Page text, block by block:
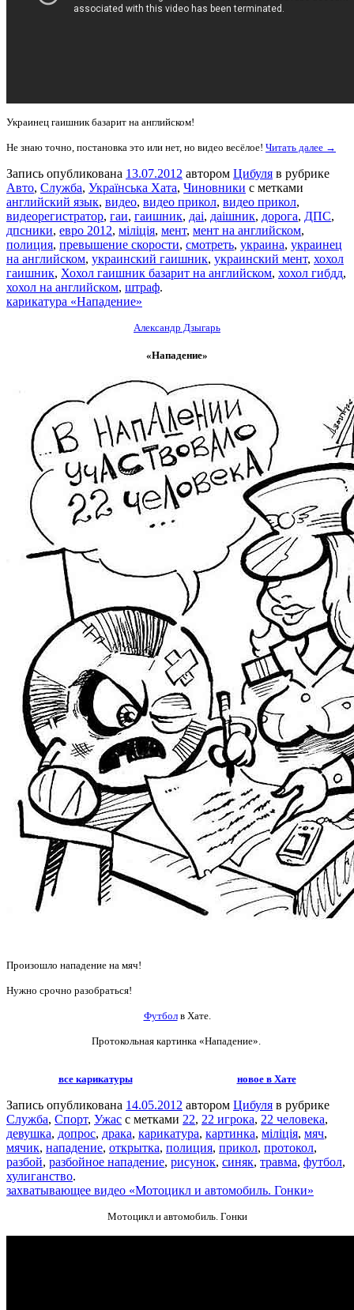
Украинец гаишник базарит на английском!
Не знаю точно, постановка это или нет, но видео весёлое! Читать далее →
Запись опубликована 13.07.2012 автором Цибуля в рубрике
Авто, Служба, Українська Хата, Чиновники с метками
английский язык, видео, видео прикол, видео прикол,
видеорегистратор, гаи, гаишник, даі, даішник, дорога, ДПС,
дпсники, евро 2012, міліція, мент, мент на английском,
полиция, превышение скорости, смотреть, украина, украинец
на английском, украинский гаишник, украинский мент, хохол
гаишник, Хохол гаишник базарит на английском, хохол гибдд,
хохол на английском, штраф.
карикатура «Нападение»
Александр Дзыгарь
«Нападение»
Произошло нападение на мяч!
Нужно срочно разобраться!
Футболв Хате.
Протокольная картинка «Нападение».
все карикатуры новое в Хате
Запись опубликована 14.05.2012 автором Цибуля в рубрике
Служба, Спорт, Ужас с метками 22, 22 игрока, 22 человека,
девушка, допрос, драка, карикатура, картинка, міліція, мяч,
мячик, нападение, открытка, полиция, прикол, протокол,
разбой, разбойное нападение, рисунок, синяк, травма, футбол,
хулиганство.
захватывающее видео «Мотоцикл и автомобиль. Гонки»
Мотоцикл и автомобиль. Гонки